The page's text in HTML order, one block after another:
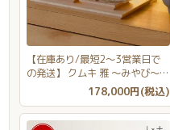
【在庫あり/最短2～3営業日で
の発送】 クムキ 雅 ～みやび～
雛人形 組子灯火 【選べる購入特
178,000円(税込)